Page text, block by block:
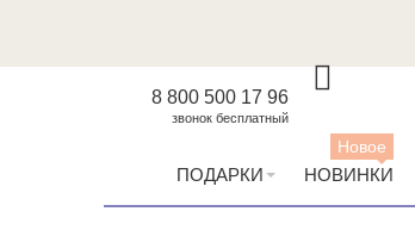
8 800 500 17 96
звонок бесплатный
ПОДАРКИ НОВИНКИ
Новое